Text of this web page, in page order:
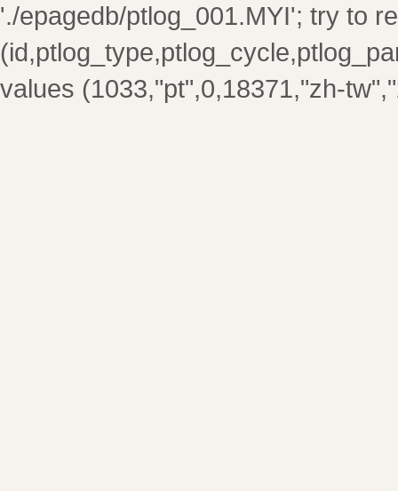
'./epagedb/ptlog_001.MYI'; try to
values (1033,"pt",0,18371,"zh-